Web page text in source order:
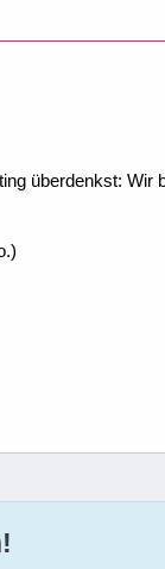
überdenkst: